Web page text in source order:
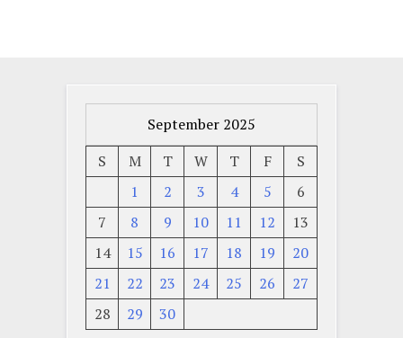
September 2025
S
M T W T F
S
1
2 3 4 5
6
7
8 9 10 11 12
13
14
15 16 17 18 19
20
21
22 23 24 25 26
27
28
29 30